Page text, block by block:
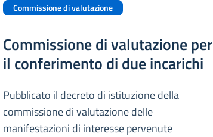
Commissione di valutazione
Commissione di valutazione per
il conferimento di due incarichi
Pubblicato il decreto di istituzione della
commissione di valutazione delle
manifestazioni di interesse pervenute